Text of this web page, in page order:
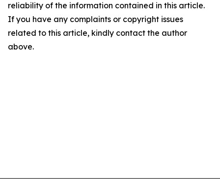
reliability of the information contained in this article.
If you have any complaints or copyright issues
related to this article, kindly contact the author
above.